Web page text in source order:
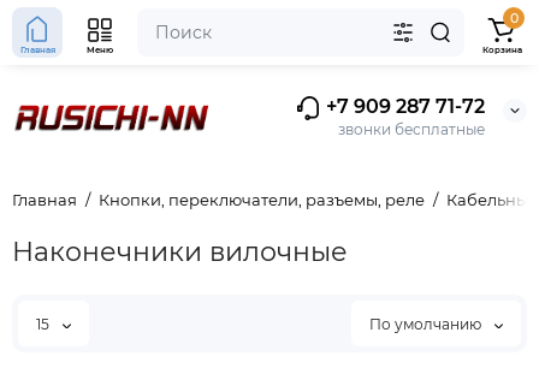
+7 909 287 71-72
звонки бесплатные
Главная Меню
0
Корзина
Главная Кнопки, переключатели, разъемы, реле
Наконечники вилочные
15 По умолчанию